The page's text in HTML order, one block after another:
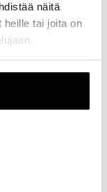
näitä
heille tai joita on
ja
asennus ja